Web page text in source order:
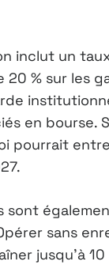
inclut un
20 % sur les
en bourse.
pourrait
sont
sans
jusqu’à